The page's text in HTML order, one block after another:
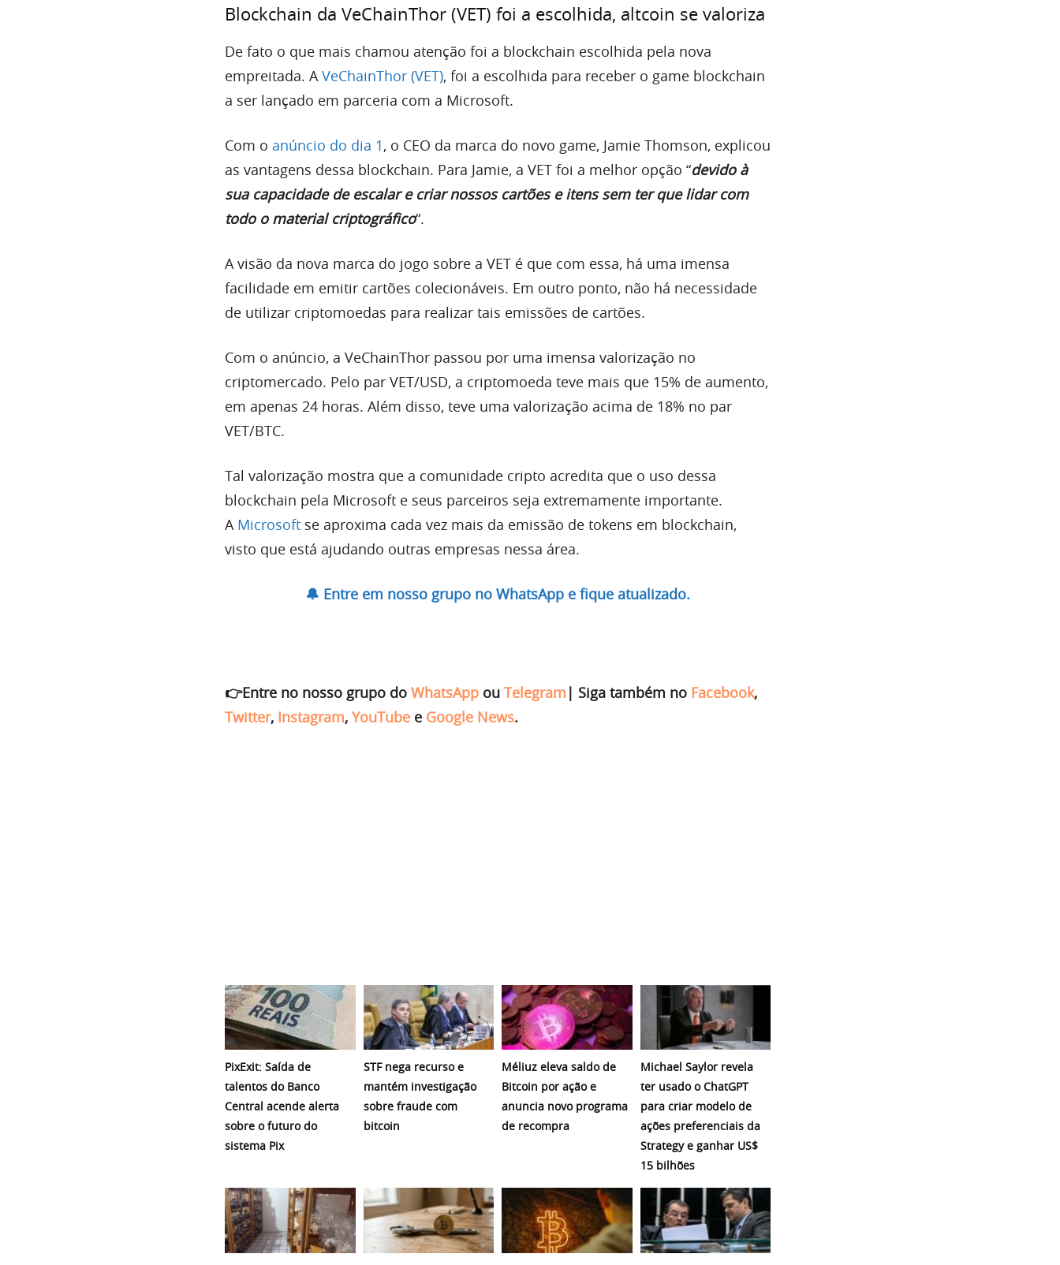
Blockchain da VeChainThor (VET) foi a escolhida, altcoin se valoriza
De fato o que mais chamou atenção foi a blockchain escolhida pela nova
empreitada. A VeChainThor (VET), foi a escolhida para receber o game blockchain
a ser lançado em parceria com a Microsoft.
Com o anúncio do dia 1, o CEO da marca do novo game, Jamie Thomson, explicou
as vantagens dessa blockchain. Para Jamie, a VET foi a melhor opção “devido à
sua capacidade de escalar e criar nossos cartões e itens sem ter que lidar com
todo o material criptográfico“.
A visão da nova marca do jogo sobre a VET é que com essa, há uma imensa
facilidade em emitir cartões colecionáveis. Em outro ponto, não há necessidade
de utilizar criptomoedas para realizar tais emissões de cartões.
Com o anúncio, a VeChainThor passou por uma imensa valorização no
criptomercado. Pelo par VET/USD, a criptomoeda teve mais que 15% de aumento,
em apenas 24 horas. Além disso, teve uma valorização acima de 18% no par
VET/BTC.
Tal valorização mostra que a comunidade cripto acredita que o uso dessa
blockchain pela Microsoft e seus parceiros seja extremamente importante.
A Microsoft se aproxima cada vez mais da emissão de tokens em blockchain,
visto que está ajudando outras empresas nessa área.
🔔 Entre em nosso grupo no WhatsApp e fique atualizado.
👉Entre no nosso grupo do WhatsApp ou Telegram | Siga também no Facebook,
Twitter, Instagram, YouTube e Google News.
PixExit: Saída de
talentos do Banco
Central acende alerta
sobre o futuro do
sistema Pix
STF nega recurso e
mantém investigação
sobre fraude com
bitcoin
Méliuz eleva saldo de
Bitcoin por ação e
anuncia novo programa
de recompra
Michael Saylor revela
ter usado o ChatGPT
para criar modelo de
ações preferenciais da
Strategy e ganhar US$
15 bilhões